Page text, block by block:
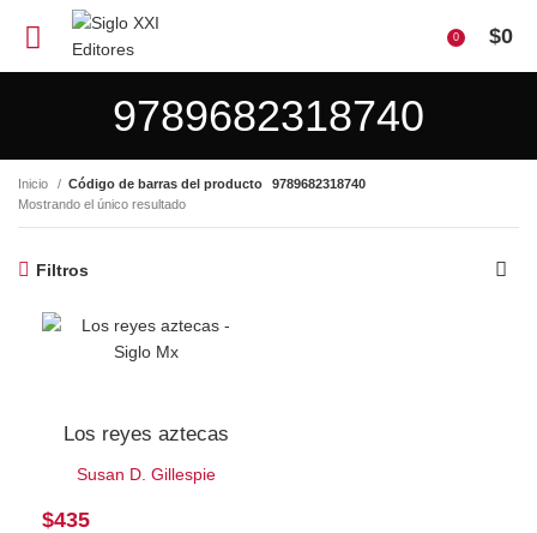
0 $0
9789682318740
Inicio Código de barras del producto
9789682318740
Mostrando el único resultado
Filtros
Los reyes aztecas
Susan D. Gillespie
$435